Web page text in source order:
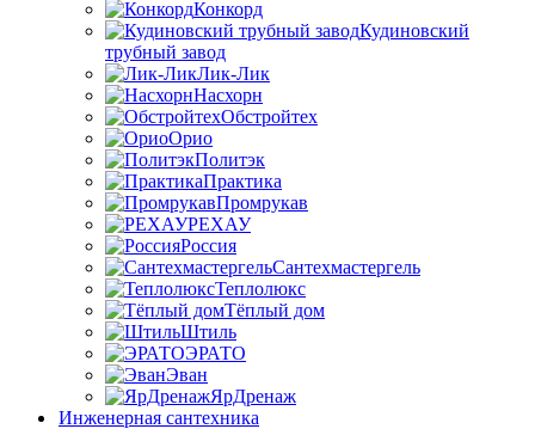
Конкорд
Кудиновский
трубный завод
Лик-Лик
Насхорн
Обстройтех
Орио
Политэк
Практика
Промрукав
РЕХАУ
Россия
Сантехмастергель
Теплолюкс
Тёплый дом
Штиль
ЭРАТО
Эван
ЯрДренаж
Инженерная сантехника